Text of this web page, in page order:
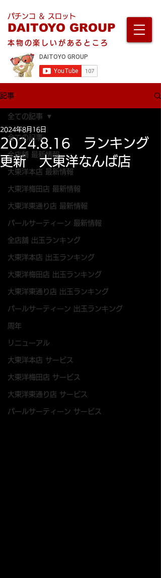
パチンコ ＆ スロット
DAITOYO GROUP
本物の楽しいがあるところ
記事
全ての記事
全店舗 最新情報
大東洋本店 最新情報
大東洋梅田店 最新情報
大東洋東通り店 最新情報
パールサーティーン 最新情報
全店舗 出玉ランキング
大東洋本店 出玉ランキング
大東洋梅田店 出玉ランキング
大東洋東通り店 出玉ランキング
パールサーティーン 出玉ランキング
周年
リニューアル
大東洋本店 サービス
大東洋梅田店 サービス
大東洋東通り店 サービス
パールサーティーン サービス
全ての記事
2024.8.16 ランキング
更新 大東洋なんば店
2024年8月16日